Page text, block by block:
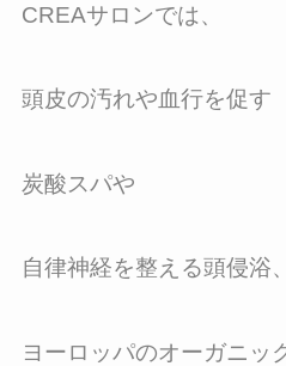
CREAサロンでは、
頭皮の汚れや血行を促す
炭酸スパや
自律神経を整える頭侵浴、
ヨーロッパのオーガニッ